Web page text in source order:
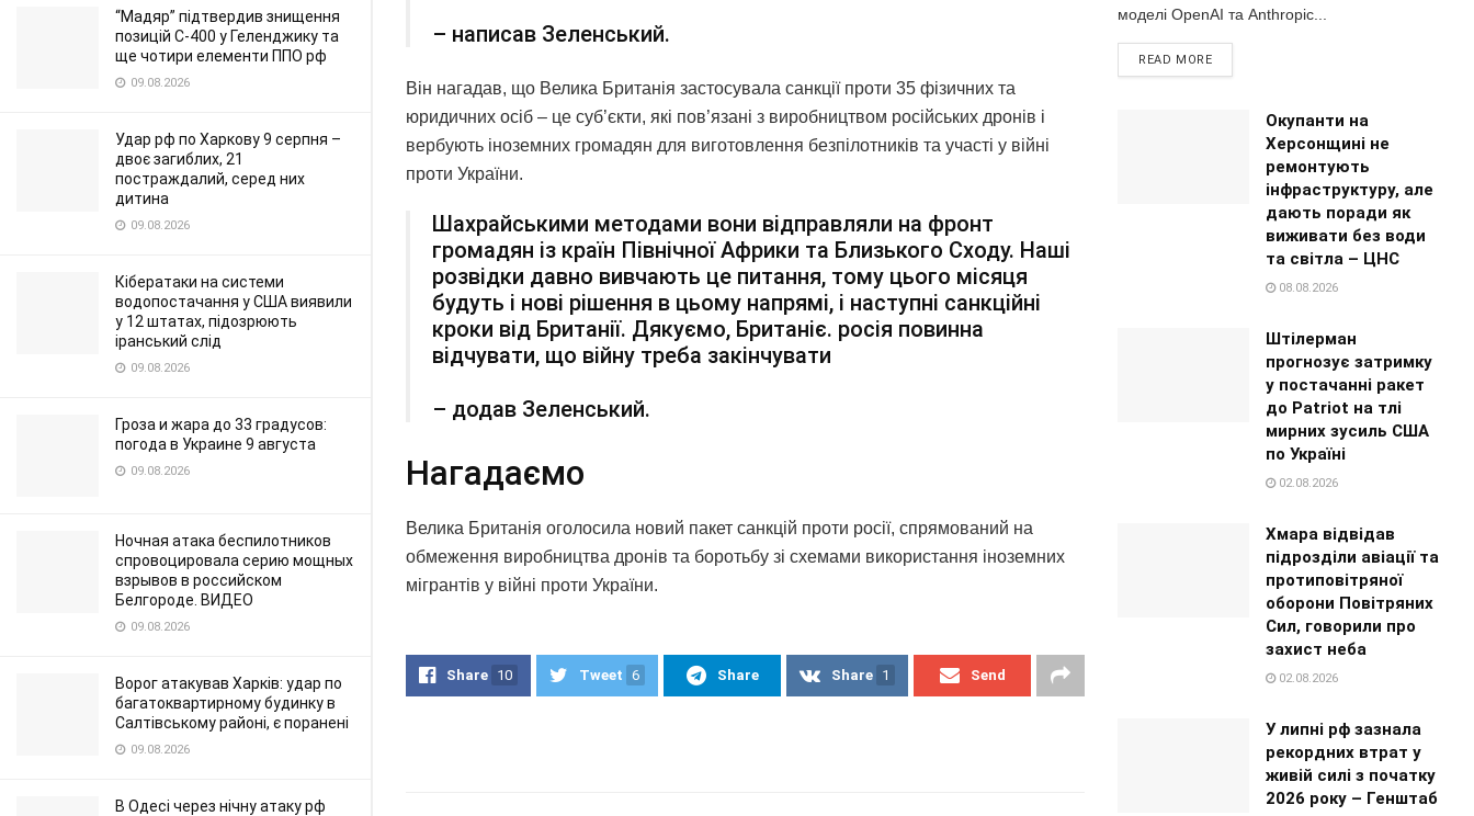
“Мадяр” підтвердив знищення
позицій С-400 у Геленджику та
ще чотири елементи ППО рф
09.08.2026
Удар рф по Харкову 9 серпня –
двоє загиблих, 21
постраждалий, серед них
дитина
09.08.2026
Кібератаки на системи
водопостачання у США виявили
у 12 штатах, підозрюють
іранський слід
09.08.2026
Гроза и жара до 33 градусов:
погода в Украине 9 августа
09.08.2026
Ночная атака беспилотников
спровоцировала серию мощных
взрывов в российском
Белгороде. ВИДЕО
09.08.2026
Ворог атакував Харків: удар по
багатоквартирному будинку в
Салтівському районі, є поранені
09.08.2026
В Одесі через нічну атаку рф
– написав Зеленський.
Він нагадав, що Велика Британія застосувала санкції проти 35 фізичних та
юридичних осіб – це суб’єкти, які пов’язані з виробництвом російських дронів і
вербують іноземних громадян для виготовлення безпілотників та участі у війні
проти України.
Шахрайськими методами вони відправляли на фронт
громадян із країн Північної Африки та Близького Сходу. Наші
розвідки давно вивчають це питання, тому цього місяця
будуть і нові рішення в цьому напрямі, і наступні санкційні
кроки від Британії. Дякуємо, Британіє. росія повинна
відчувати, що війну треба закінчувати
– додав Зеленський.
Нагадаємо
Велика Британія оголосила новий пакет санкцій проти росії, спрямований на
обмеження виробництва дронів та боротьбу зі схемами використання іноземних
мігрантів у війні проти України.
Share 10 Tweet 6 Share Share 1 Send
моделі OpenAI та Anthropic...
READ MORE
Окупанти на
Херсонщині не
ремонтують
інфраструктуру, але
дають поради як
виживати без води
та світла – ЦНС
08.08.2026
Штілерман
прогнозує затримку
у постачанні ракет
до Patriot на тлі
мирних зусиль США
по Україні
02.08.2026
Хмара відвідав
підрозділи авіації та
протиповітряної
оборони Повітряних
Сил, говорили про
захист неба
02.08.2026
У липні рф зазнала
рекордних втрат у
живій силі з початку
2026 року – Генштаб